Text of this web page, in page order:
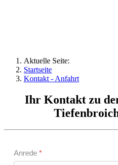
Aktuelle Seite:
Startseite
Kontakt - Anfahrt
Ihr Kontakt zu
Anrede *